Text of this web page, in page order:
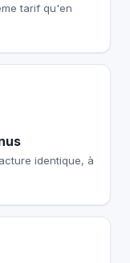
tarif qu'en
identique, à